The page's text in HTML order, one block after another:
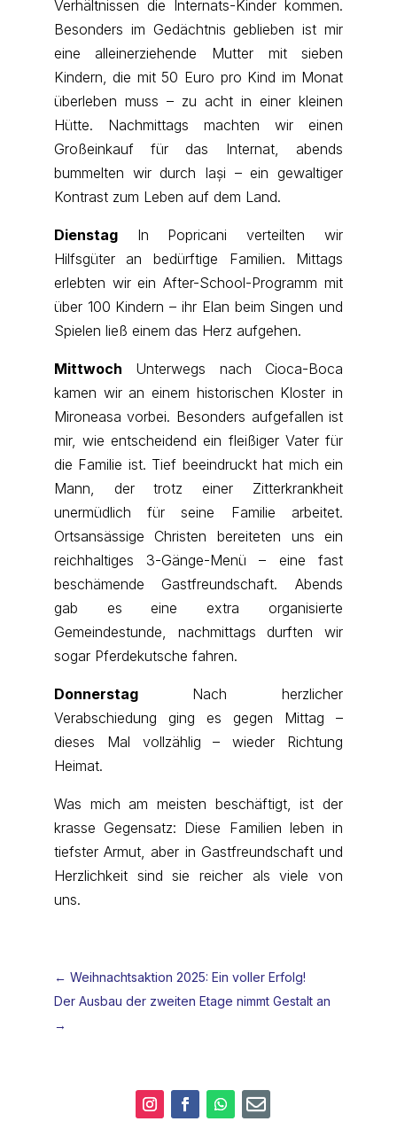
Verhältnissen die Internats-Kinder kommen.
Besonders im Gedächtnis geblieben ist mir
eine alleinerziehende Mutter mit sieben
Kindern, die mit 50 Euro pro Kind im Monat
überleben muss – zu acht in einer kleinen
Hütte. Nachmittags machten wir einen
Großeinkauf für das Internat, abends
bummelten wir durch Iași – ein gewaltiger
Kontrast zum Leben auf dem Land.
DienstagIn Popricani verteilten wir
Hilfsgüter an bedürftige Familien. Mittags
erlebten wir ein After-School-Programm mit
über 100 Kindern – ihr Elan beim Singen und
Spielen ließ einem das Herz aufgehen.
Mittwoch Unterwegs nach Cioca-Boca
kamen wir an einem historischen Kloster in
Mironeasa vorbei. Besonders aufgefallen ist
mir, wie entscheidend ein fleißiger Vater für
die Familie ist. Tief beeindruckt hat mich ein
Mann, der trotz einer Zitterkrankheit
unermüdlich für seine Familie arbeitet.
Ortsansässige Christen bereiteten uns ein
reichhaltiges 3-Gänge-Menü – eine fast
beschämende Gastfreundschaft. Abends
gab es eine extra organisierte
Gemeindestunde, nachmittags durften wir
sogar Pferdekutsche fahren.
DonnerstagNach herzlicher
Verabschiedung ging es gegen Mittag –
dieses Mal vollzählig – wieder Richtung
Heimat.
Was mich am meisten beschäftigt, ist der
krasse Gegensatz: Diese Familien leben in
tiefster Armut, aber in Gastfreundschaft und
Herzlichkeit sind sie reicher als viele von
uns.
← Weihnachtsaktion 2025: Ein voller Erfolg!
Der Ausbau der zweiten Etage nimmt Gestalt an
→